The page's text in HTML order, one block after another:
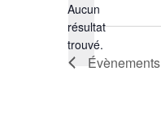
Notice
Aucun
résultat
trouvé.
Évènements